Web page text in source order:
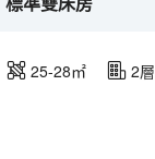
25-28㎡ 2層